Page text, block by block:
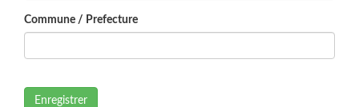
Commune / Prefecture
Enregistrer